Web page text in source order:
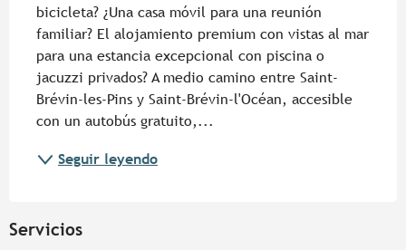
bicicleta? ¿Una casa móvil para una reunión
familiar? El alojamiento premium con vistas al mar
para una estancia excepcional con piscina o
jacuzzi privados? A medio camino entre Saint-
Brévin-les-Pins y Saint-Brévin-l'Océan, accesible
con un autobús gratuito,...
Seguir leyendo
Servicios